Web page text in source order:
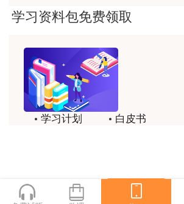
用户m9****66
用户ch****15
达老师的课程讲的非常好
用户s****02
喜欢达老师的讲课
用户s****02
学习资料包免费领取
学习计划
白皮书